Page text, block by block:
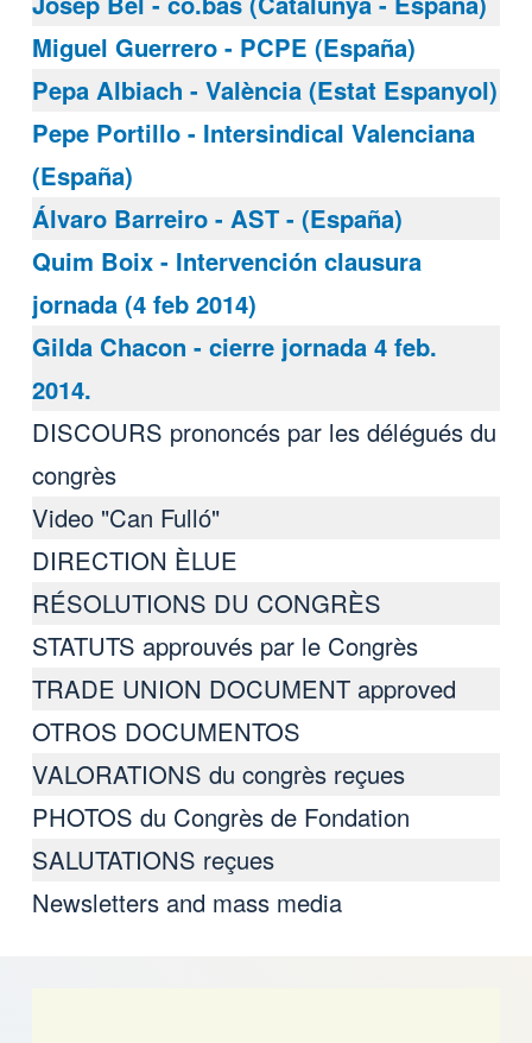
Miguel Guerrero - PCPE (España)
Pepa Albiach - València (Estat Espanyol)
Pepe Portillo - Intersindical Valenciana
(España)
Álvaro Barreiro - AST - (España)
Quim Boix - Intervención clausura
jornada (4 feb 2014)
Gilda Chacon - cierre jornada 4 feb.
2014.
DISCOURS prononcés par les délégués du
congrès
Video "Can Fulló"
DIRECTION ÈLUE
RÉSOLUTIONS DU CONGRÈS
STATUTS approuvés par le Congrès
TRADE UNION DOCUMENT approved
OTROS DOCUMENTOS
VALORATIONS du congrès reçues
PHOTOS du Congrès de Fondation
SALUTATIONS reçues
Newsletters and mass media